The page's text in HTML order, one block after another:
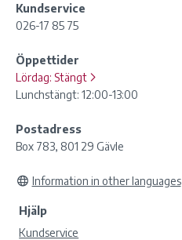
Kundservice
026-17 85 75
Öppettider
Lördag: Stängt
Lunchstängt: 12:00-13:00
Postadress
Box 783, 801 29 Gävle
Information in other languages
Hjälp
Kundservice